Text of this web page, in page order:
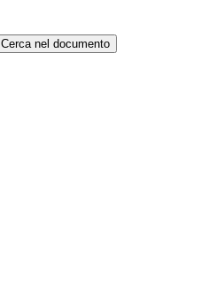
Cerca nel documento